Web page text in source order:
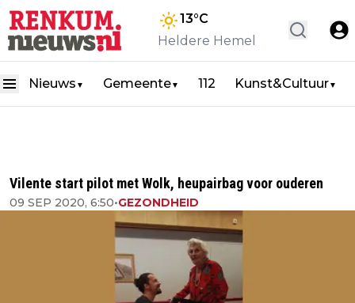
13°C
Heldere Hemel
Nieuws ▼ Gemeente▼ 112 Kunst&Cultuur▼
Vilente start pilot met Wolk, heupairbag voor ouderen
09 SEP 2020, 6:50•GEZONDHEID